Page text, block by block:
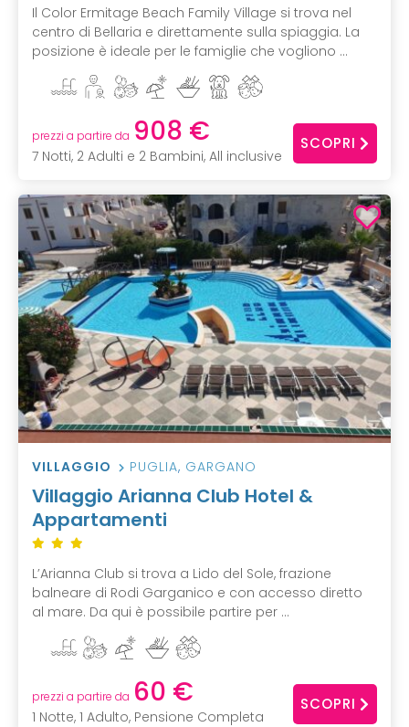
Il Color Ermitage Beach Family Village si trova nel
centro di Bellaria e direttamente sulla spiaggia. La
posizione è ideale per le famiglie che vogliono ...
prezzi a partire da 908 €
7 Notti, 2 Adulti e 2 Bambini, All inclusive
SCOPRI
VILLAGGIO PUGLIA, GARGANO
Villaggio Arianna Club Hotel &
Appartamenti
L’Arianna Club si trova a Lido del Sole, frazione
balneare di Rodi Garganico e con accesso diretto
al mare. Da qui è possibile partire per ...
prezzi a partire da 60 €
1 Notte, 1 Adulto, Pensione Completa
SCOPRI